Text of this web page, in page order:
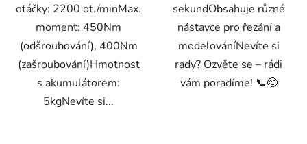
otáčky: 2200 ot./minMax.
moment: 450Nm
(odšroubování), 400Nm
(zašroubování)Hmotnost
s akumulátorem:
5kgNevíte si...
sekundObsahuje různé
nástavce pro řezání a
modelováníNevíte si
rady? Ozvěte se – rádi
vám poradíme! 📞😊